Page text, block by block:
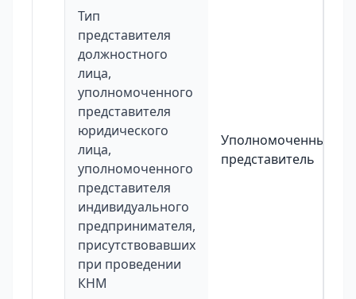
Тип
представителя
должностного
лица,
уполномоченного
представителя
юридического
лица,
уполномоченного
представителя
индивидуального
предпринимателя,
присутствовавших
при проведении
КНМ
Уполномоченный
представитель